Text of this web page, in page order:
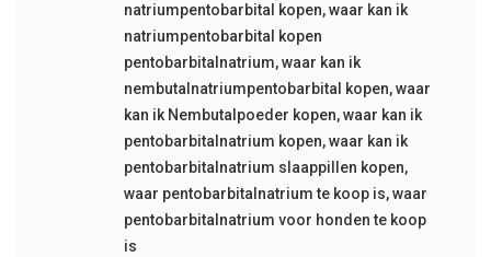
natriumpentobarbital kopen,waar kan ik
natriumpentobarbital kopen
pentobarbitalnatrium,waar kan ik
nembutalnatriumpentobarbital kopen,waar
kan ik Nembutalpoeder kopen,waar kan ik
pentobarbitalnatrium kopen,waar kan ik
pentobarbitalnatrium slaappillen kopen,
waar pentobarbitalnatrium te koop is,waar
pentobarbitalnatrium voor honden te koop
is